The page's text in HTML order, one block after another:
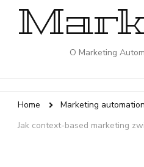
O Marketing
Home
Marketing automation
Jak context-based marketing